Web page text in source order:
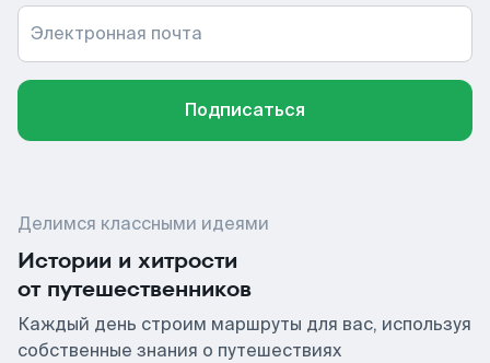
Электронная почта
Подписаться
Делимся классными идеями
Истории и хитрости
от путешественников
Каждый день строим маршруты для вас, используя
собственные знания о путешествиях